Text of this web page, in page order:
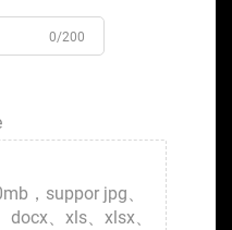
0/200
，suppor jpg、
、xls、xlsx、